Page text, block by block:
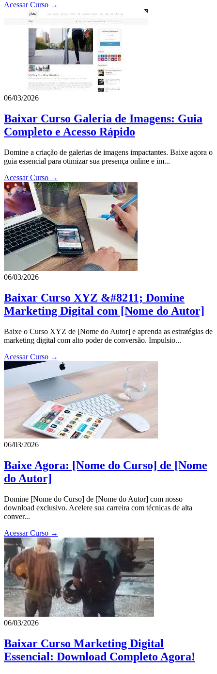
Acessar Curso →
06/03/2026
Baixar Curso Galeria de Imagens: Guia
Completo e Acesso Rápido
Domine a criação de galerias de imagens impactantes. Baixe agora o
guia essencial para otimizar sua presença online e im...
Acessar Curso →
06/03/2026
Baixar Curso XYZ &#8211; Domine
Marketing Digital com [Nome do Autor]
Baixe o Curso XYZ de [Nome do Autor] e aprenda as estratégias de
marketing digital com alto poder de conversão. Impulsio...
Acessar Curso →
06/03/2026
Baixe Agora: [Nome do Curso] de [Nome
do Autor]
Domine [Nome do Curso] de [Nome do Autor] com nosso
download exclusivo. Acelere sua carreira com técnicas de alta
conver...
Acessar Curso →
06/03/2026
Baixar Curso Marketing Digital
Essencial: Download Completo Agora!